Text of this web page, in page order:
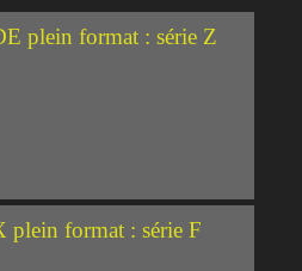
plein format : série Z
format : série F